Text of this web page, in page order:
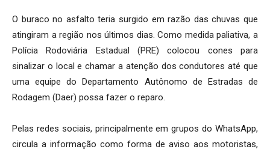
O buraco no asfalto teria surgido em razão das chuvas que
atingiram a região nos últimos dias. Como medida paliativa, a
Polícia Rodoviária Estadual (PRE) colocou cones para
sinalizar o local e chamar a atenção dos condutores até que
uma equipe do Departamento Autônomo de Estradas de
Rodagem (Daer) possa fazer o reparo.
Pelas redes sociais, principalmente em grupos do WhatsApp,
circula a informação como forma de aviso aos motoristas,